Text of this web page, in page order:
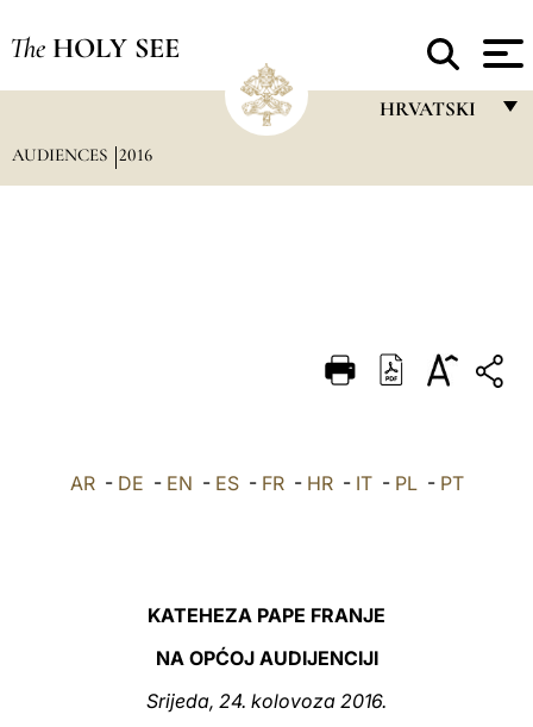
The HOLY SEE
HRVATSKI
DEUTSCH
العربيّة
AUDIENCES 2016
AR- DE - EN - ES- FR- HR- IT- PL- PT
KATEHEZA PAPE FRANJE
NA OPĆOJ AUDIJENCIJI
Srijeda, 24. kolovoza 2016.